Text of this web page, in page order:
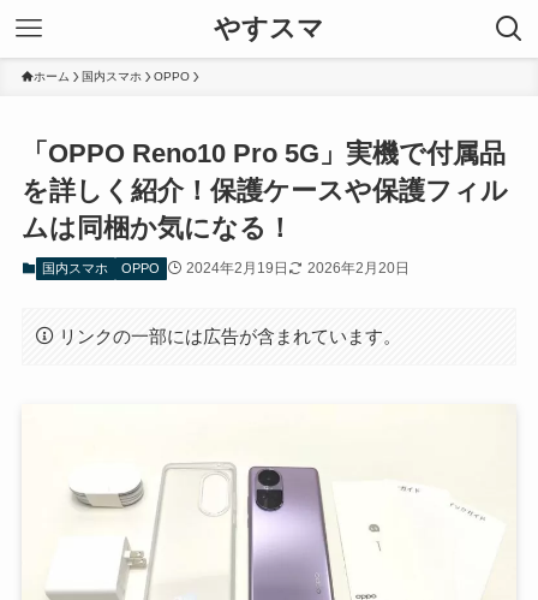
やすスマ
ホーム 国内スマホ OPPO
「OPPO Reno10 Pro 5G」実機で付属品
を詳しく紹介！保護ケースや保護フィル
ムは同梱か気になる！
国内スマホ OPPO 2024年2月19日 2026年2月20日
リンクの一部には広告が含まれています。